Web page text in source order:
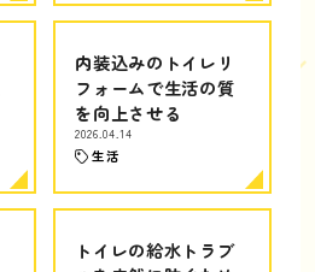
内装込みのトイレリ
フォームで生活の質
を向上させる
2026.04.14
生活
トイレの給水トラブ